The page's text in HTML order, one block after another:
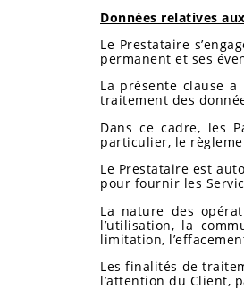
Données relatives
Le Prestataire
permanent et ses
La présente clause
traitement des
Dans ce cadre, les
particulier, le
Le Prestataire est
pour fournir les
La nature des
l’utilisation, la
limitation,
Les finalités de
l’attention du Client,